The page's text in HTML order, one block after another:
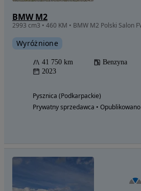
BMW M2
Wyróżnione
41 750 km Benzyna
2023
Pysznica (Podkarpackie)
Prywatny sprzedawca • Opublikowano